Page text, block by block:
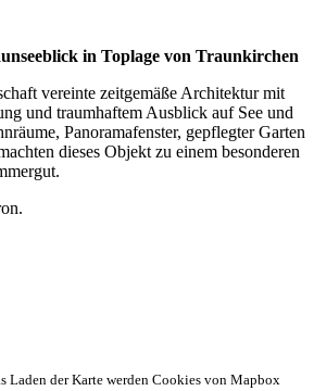
in Toplage von Traunkirchen
vereinte zeitgemäße Architektur mit
und traumhaftem Ausblick auf See und
Panoramafenster, gepflegter Garten
dieses Objekt zu einem besonderen
Laden der Karte werden Cookies von Mapbox